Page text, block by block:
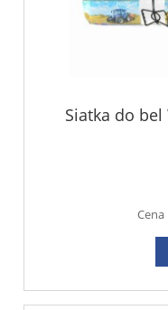
Siatka do bel